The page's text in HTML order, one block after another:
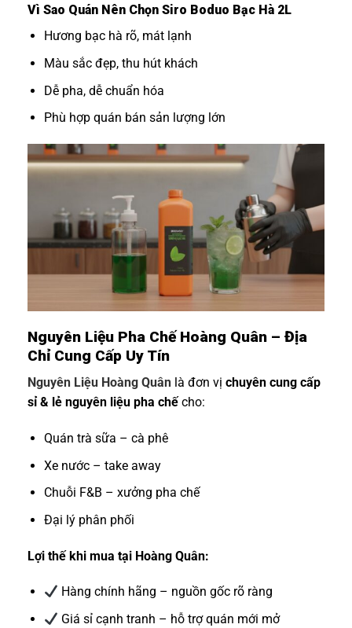
Vì Sao Quán Nên Chọn Siro Boduo Bạc Hà 2L
Hương bạc hà rõ, mát lạnh
Màu sắc đẹp, thu hút khách
Dễ pha, dễ chuẩn hóa
Phù hợp quán bán sản lượng lớn
Nguyên Liệu Pha Chế Hoàng Quân – Địa
Chỉ Cung Cấp Uy Tín
Nguyên Liệu Hoàng Quân là đơn vị chuyên cung cấp
sỉ & lẻ nguyên liệu pha chế cho:
Quán trà sữa – cà phê
Xe nước – take away
Chuỗi F&B – xưởng pha chế
Đại lý phân phối
Lợi thế khi mua tại Hoàng Quân:
Hàng chính hãng – nguồn gốc rõ ràng
Giá sỉ cạnh tranh – hỗ trợ quán mới mở